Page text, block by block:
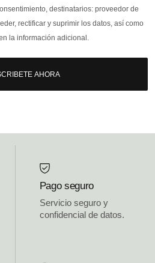
destinatarios: proveedor de
rectificar y suprimir los datos, así como
la información adicional.
AHORA
Pago seguro
Servicio seguro y
confidencial de datos.